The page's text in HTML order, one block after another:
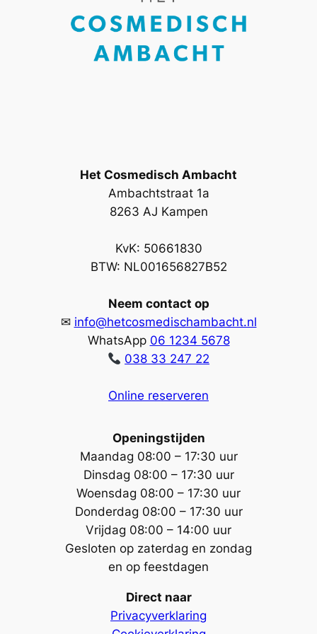
Het Cosmedisch Ambacht
Ambachtstraat 1a
8263 AJ Kampen
KvK: 50661830
BTW: NL001656827B52
Neem contact op
✉ info@hetcosmedischambacht.nl
WhatsApp 06 1234 5678
038 33 247 22
Online reserveren
Openingstijden
Maandag 08:00 – 17:30 uur
Dinsdag 08:00 – 17:30 uur
Woensdag 08:00 – 17:30 uur
Donderdag 08:00 – 17:30 uur
Vrijdag 08:00 – 14:00 uur
Gesloten op zaterdag en zondag
en op feestdagen
Direct naar
Privacyverklaring